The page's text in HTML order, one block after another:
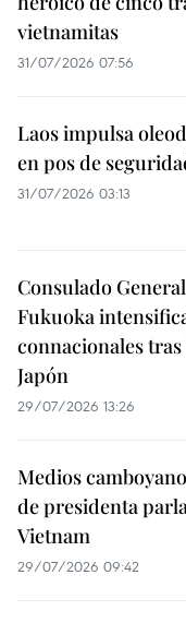
vietnamitas
31/07/2026 07:56
Laos impulsa
en pos de
31/07/2026 03:13
Consulado
Fukuoka
connacionales
Japón
29/07/2026 13:26
Medios
de presidenta
Vietnam
29/07/2026 09:42